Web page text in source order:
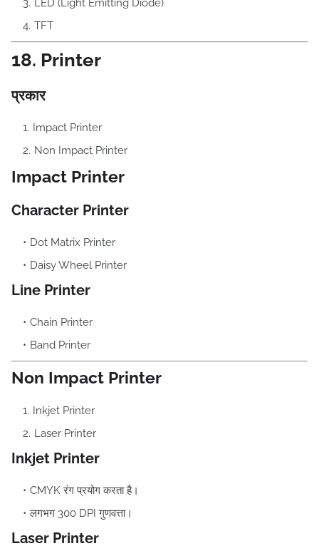
LED (Light Emitting Diode)
TFT
18. Printer
प्रकार
Impact Printer
Non Impact Printer
Impact Printer
Character Printer
Dot Matrix Printer
Daisy Wheel Printer
Line Printer
Chain Printer
Band Printer
Non Impact Printer
Inkjet Printer
Laser Printer
Inkjet Printer
CMYK रंग प्रयोग करता है।
लगभग 300 DPI गुणवत्ता।
Laser Printer